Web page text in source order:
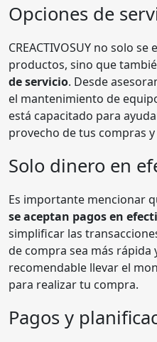
Opciones de
CREACTIVOSUY no solo
productos, sino que
de servicio. Desde
el mantenimiento de
está capacitado para
provecho de tus compras
Solo dinero en
Es importante mencionar
se aceptan pagos en
simplificar las
de compra sea más rápida
recomendable llevar el
para realizar tu compra.
Pagos y